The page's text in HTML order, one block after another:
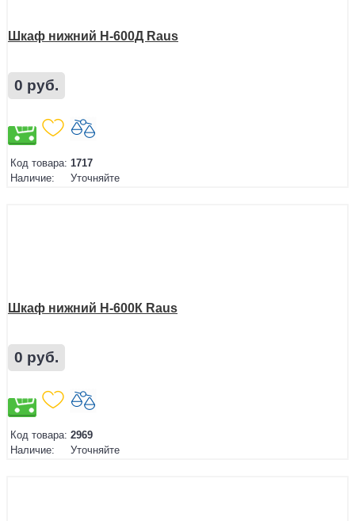
Шкаф нижний Н-600Д Raus
0 руб.
Код товара: 1717
Наличие:
Уточняйте
Шкаф нижний Н-600К Raus
0 руб.
Код товара: 2969
Наличие:
Уточняйте